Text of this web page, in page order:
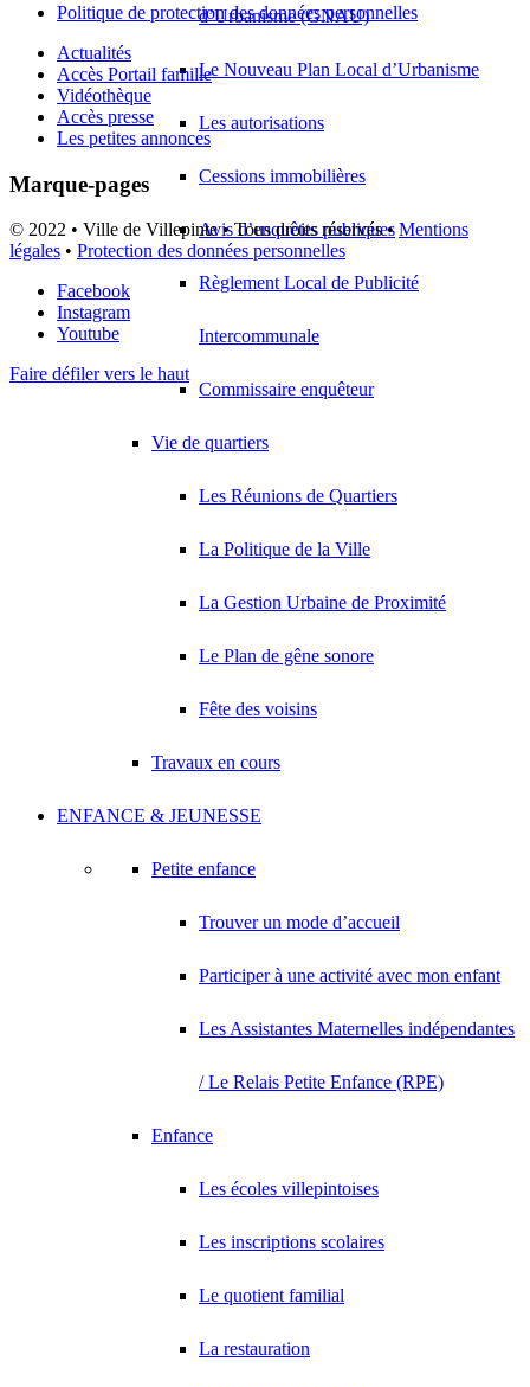
d’Urbanisme (GNAU)
Le Nouveau Plan Local d’Urbanisme
Les autorisations
Cessions immobilières
Avis d’enquêtes publiques
Règlement Local de Publicité
Intercommunale
Commissaire enquêteur
Vie de quartiers
Les Réunions de Quartiers
La Politique de la Ville
La Gestion Urbaine de Proximité
Le Plan de gêne sonore
Fête des voisins
Travaux en cours
ENFANCE & JEUNESSE
Petite enfance
Trouver un mode d’accueil
Participer à une activité avec mon enfant
Les Assistantes Maternelles indépendantes
/ Le Relais Petite Enfance (RPE)
Enfance
Les écoles villepintoises
Les inscriptions scolaires
Le quotient familial
La restauration
Politique de protection des données personnelles
Actualités
Accès Portail famille
Vidéothèque
Accès presse
Les petites annonces
Marque-pages
© 2022 • Ville de Villepinte • Tous droits réservés •Mentions
légales • Protection des données personnelles
Facebook
Instagram
Youtube
Faire défiler vers le haut